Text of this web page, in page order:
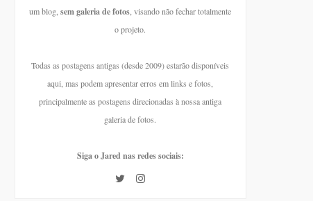
um blog,sem galeria de fotos, visando não fechar totalmente
o projeto.
Todas as postagens antigas (desde 2009) estarão disponíveis
aqui, mas podem apresentar erros em links e fotos,
principalmente as postagens direcionadas à nossa antiga
galeria de fotos.
Siga o Jared nas redes sociais: